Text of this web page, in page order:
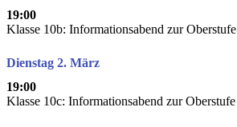
19:00
Klasse 10b: Informationsabend zur Oberstufe
Dienstag 2. März
19:00
Klasse 10c: Informationsabend zur Oberstufe